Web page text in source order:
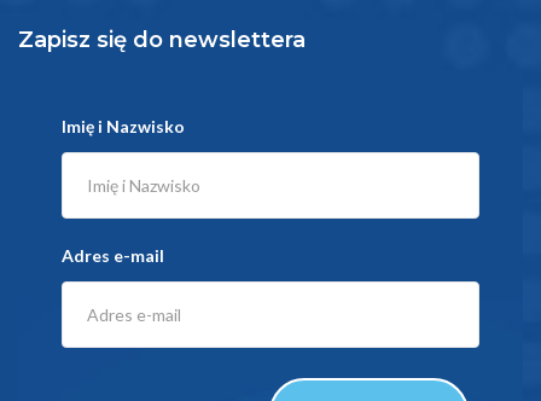
Zapisz się do newslettera
Imię i Nazwisko
Adres e-mail